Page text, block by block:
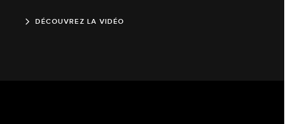
DÉCOUVREZ LA VIDÉO